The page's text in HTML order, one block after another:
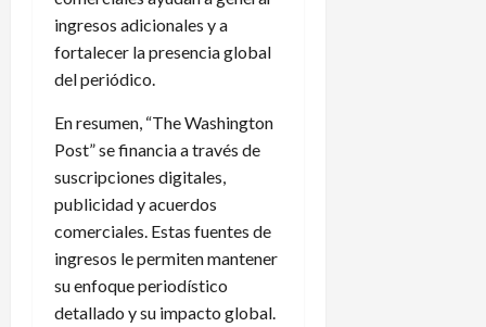
ingresos adicionales y a
fortalecer la presencia global
del periódico.
En resumen, “The Washington
Post” se financia a través de
suscripciones digitales,
publicidad y acuerdos
comerciales. Estas fuentes de
ingresos le permiten mantener
su enfoque periodístico
detallado y su impacto global.